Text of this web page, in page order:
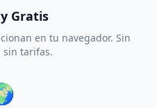
Gratis
en tu navegador. Sin
sin tarifas.